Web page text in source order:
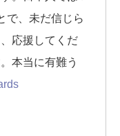
で、未だ信じら
応援してくだ
本当に有難う